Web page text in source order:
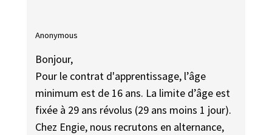
Anonymous
Bonjour,
Pour le contrat d'apprentissage, l’âge
minimum est de 16 ans. La limite d’âge est
fixée à 29 ans révolus (29 ans moins 1 jour).
Chez Engie, nous recrutons en alternance,